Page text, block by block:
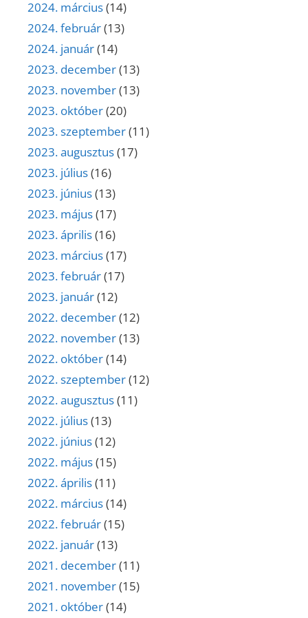
2024. március(14)
2024. február(13)
2024. január(14)
2023. december(13)
2023. november(13)
2023. október(20)
2023. szeptember(11)
2023. augusztus(17)
2023. július(16)
2023. június(13)
2023. május(17)
2023. április(16)
2023. március(17)
2023. február(17)
2023. január(12)
2022. december(12)
2022. november(13)
2022. október(14)
2022. szeptember(12)
2022. augusztus(11)
2022. július(13)
2022. június(12)
2022. május(15)
2022. április(11)
2022. március(14)
2022. február(15)
2022. január(13)
2021. december(11)
2021. november(15)
2021. október(14)